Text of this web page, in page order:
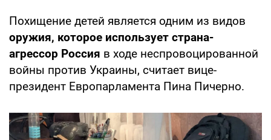
Похищение детей является одним из видов
оружия, которое использует страна-
агрессор Россия в ходе неспровоцированной
войны против Украины, считает вице-
президент Европарламента Пина Пичерно.